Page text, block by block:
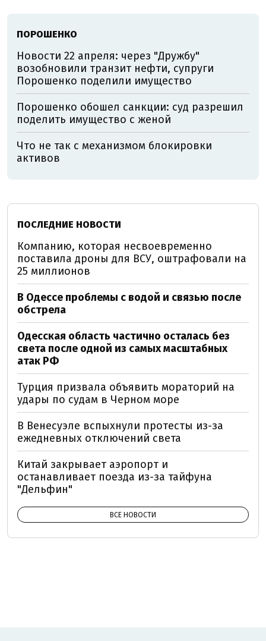
ПОРОШЕНКО
Новости 22 апреля: через "Дружбу"
возобновили транзит нефти, супруги
Порошенко поделили имущество
Порошенко обошел санкции: суд разрешил
поделить имущество с женой
Что не так с механизмом блокировки
активов
ПОСЛЕДНИЕ НОВОСТИ
Компанию, которая несвоевременно
поставила дроны для ВСУ, оштрафовали на
25 миллионов
В Одессе проблемы с водой и связью после
обстрела
Одесская область частично осталась без
света после одной из самых масштабных
атак РФ
Турция призвала объявить мораторий на
удары по судам в Черном море
В Венесуэле вспыхнули протесты из-за
ежедневных отключений света
Китай закрывает аэропорт и
останавливает поезда из-за тайфуна
"Дельфин"
ВСЕ НОВОСТИ